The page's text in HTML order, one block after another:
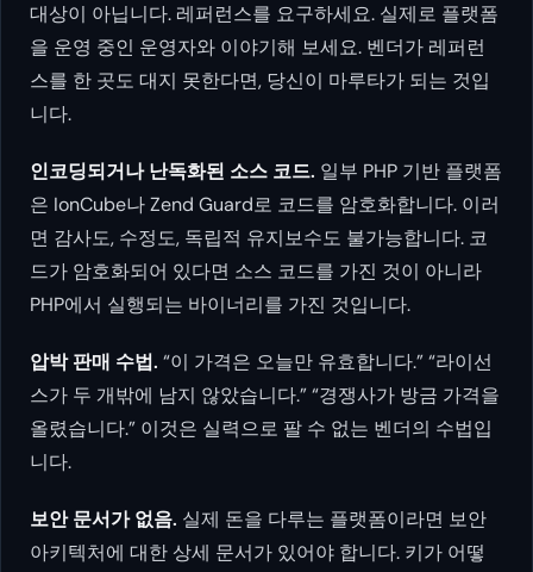
대상이 아닙니다. 레퍼런스를 요구하세요. 실제로 플랫폼
을 운영 중인 운영자와 이야기해 보세요. 벤더가 레퍼런
스를 한 곳도 대지 못한다면, 당신이 마루타가 되는 것입
니다.
인코딩되거나 난독화된 소스 코드. 일부 PHP 기반 플랫폼
은 IonCube나 Zend Guard로 코드를 암호화합니다. 이러
면 감사도, 수정도, 독립적 유지보수도 불가능합니다. 코
드가 암호화되어 있다면 소스 코드를 가진 것이 아니라
PHP에서 실행되는 바이너리를 가진 것입니다.
압박 판매 수법. “이 가격은 오늘만 유효합니다.” “라이선
스가 두 개밖에 남지 않았습니다.” “경쟁사가 방금 가격을
올렸습니다.” 이것은 실력으로 팔 수 없는 벤더의 수법입
니다.
보안 문서가 없음. 실제 돈을 다루는 플랫폼이라면 보안
아키텍처에 대한 상세 문서가 있어야 합니다. 키가 어떻